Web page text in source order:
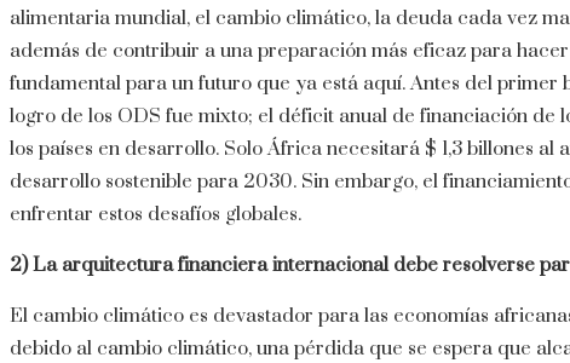
alimentaria mundial, el cambio climático, la deuda cada vez
además de contribuir a una preparación más eficaz para
fundamental para un futuro que ya está aquí. Antes del primer
logro de los ODS fue mixto; el déficit anual de financiación de
los países en desarrollo. Solo África necesitará $ 1,3 billones al
desarrollo sostenible para 2030. Sin embargo, el
enfrentar estos desafíos globales.
2) La arquitectura financiera internacional debe resolverse
El cambio climático es devastador para las economías
debido al cambio climático, una pérdida que se espera que